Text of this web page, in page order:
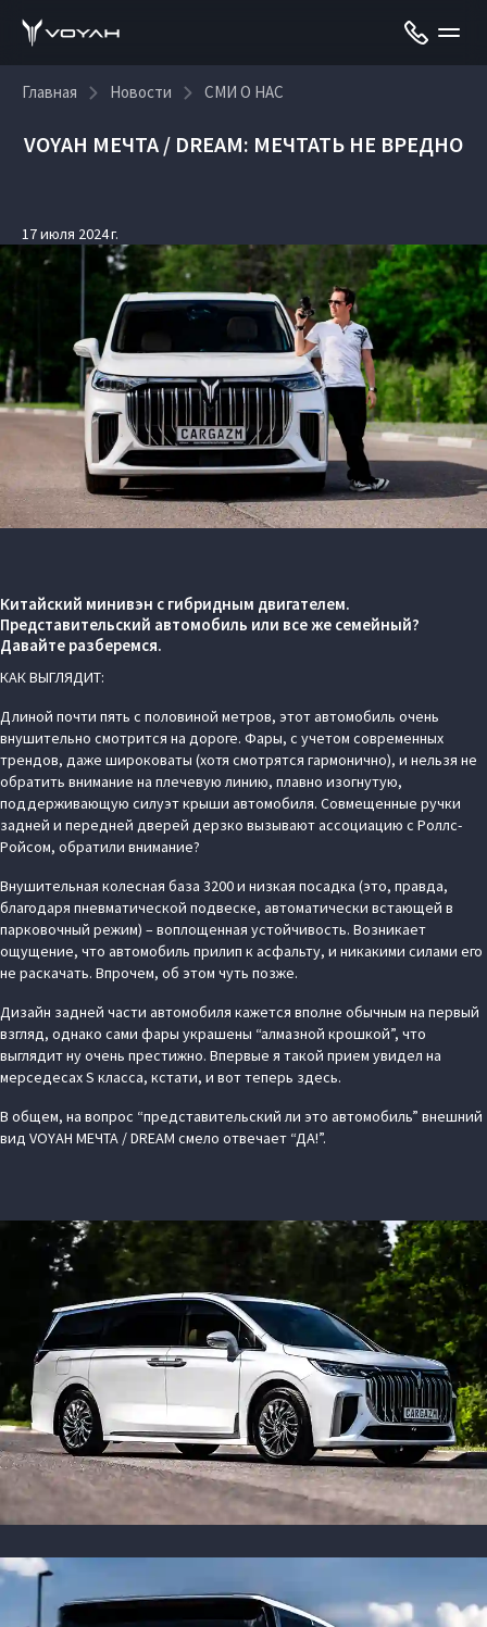
Главная Новости СМИ О НАС
VOYAH МЕЧТА / DREAM: МЕЧТАТЬ НЕ ВРЕДНО
17 июля 2024 г.
Китайский минивэн с гибридным двигателем.
Представительский автомобиль или все же семейный?
Давайте разберемся.
КАК ВЫГЛЯДИТ:
Длиной почти пять с половиной метров, этот автомобиль очень
внушительно смотрится на дороге. Фары, с учетом современных
трендов, даже широковаты (хотя смотрятся гармонично), и нельзя не
обратить внимание на плечевую линию, плавно изогнутую,
поддерживающую силуэт крыши автомобиля. Совмещенные ручки
задней и передней дверей дерзко вызывают ассоциацию с Роллс-
Ройсом, обратили внимание?
Внушительная колесная база 3200 и низкая посадка (это, правда,
благодаря пневматической подвеске, автоматически встающей в
парковочный режим) – воплощенная устойчивость. Возникает
ощущение, что автомобиль прилип к асфальту, и никакими силами его
не раскачать. Впрочем, об этом чуть позже.
Дизайн задней части автомобиля кажется вполне обычным на первый
взгляд, однако сами фары украшены “алмазной крошкой”, что
выглядит ну очень престижно. Впервые я такой прием увидел на
мерседесах S класса, кстати, и вот теперь здесь.
В общем, на вопрос “представительский ли это автомобиль” внешний
вид VOYAH МЕЧТА / DREAM смело отвечает “ДА!”.